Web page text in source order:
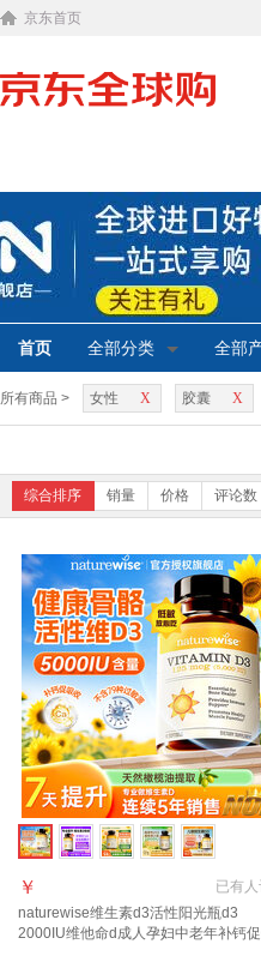
京东首页
首页 全部分类 全部
所有商品 > X
女性 X
胶囊
综合排序 销量 价格 评论数
已有
￥
naturewise维生素d3活性阳光瓶d3
2000IU维他命d成人孕妇中老年补钙